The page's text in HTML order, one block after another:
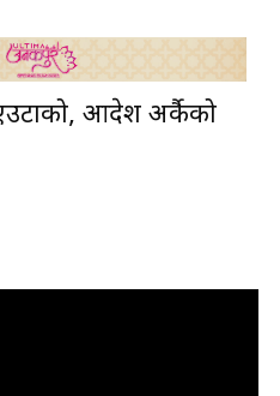
एउटाको, आदेश अर्कैको